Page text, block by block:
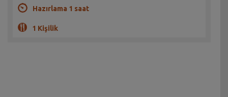
Hazırlama 1 saat
1 Kişilik